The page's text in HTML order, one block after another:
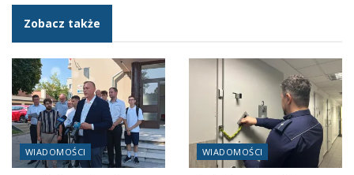
Zobacz także
WIADOMOŚCI WIADOMOŚCI